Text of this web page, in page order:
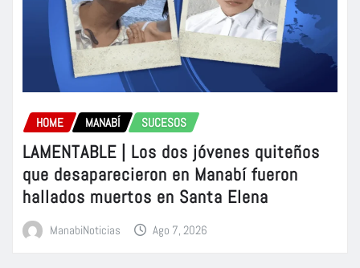
HOME MANABÍ SUCESOS
LAMENTABLE | Los dos jóvenes quiteños
que desaparecieron en Manabí fueron
hallados muertos en Santa Elena
ManabiNoticias Ago 7, 2026